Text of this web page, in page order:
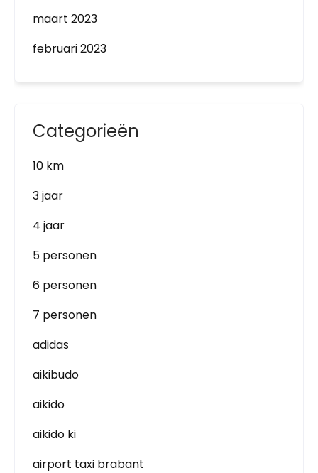
maart 2023
februari 2023
Categorieën
10 km
3 jaar
4 jaar
5 personen
6 personen
7 personen
adidas
aikibudo
aikido
aikido ki
airport taxi brabant